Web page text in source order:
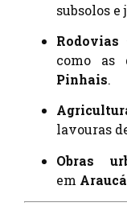
subsolos e
Rodovias
como as
Pinhais.
lavouras
Obras
em